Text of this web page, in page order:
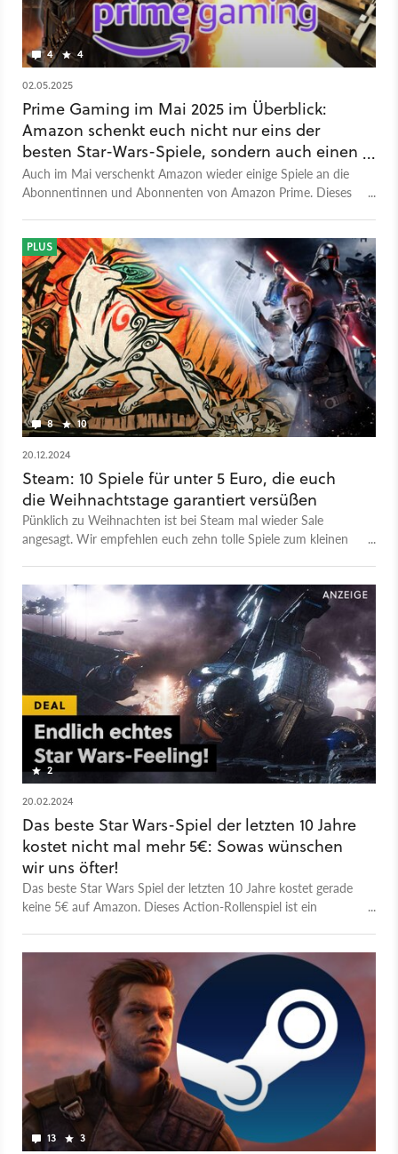
4 4
02.05.2025
Prime Gaming im Mai 2025 im Überblick:
Amazon schenkt euch nicht nur eins der
besten Star-Wars-Spiele, sondern auch einen
grandiosen Story-Shooter
Auch im Mai verschenkt Amazon wieder einige Spiele an die
Abonnentinnen und Abonnenten von Amazon Prime. Dieses
8 10
PLUS
20.12.2024
Steam: 10 Spiele für unter 5 Euro, die euch
die Weihnachtstage garantiert versüßen
Pünklich zu Weihnachten ist bei Steam mal wieder Sale
angesagt. Wir empfehlen euch zehn tolle Spiele zum kleinen
2
20.02.2024
Das beste Star Wars-Spiel der letzten 10 Jahre
kostet nicht mal mehr 5€: Sowas wünschen
wir uns öfter!
Das beste Star Wars Spiel der letzten 10 Jahre kostet gerade
keine 5€ auf Amazon. Dieses Action-Rollenspiel ist ein
13 3